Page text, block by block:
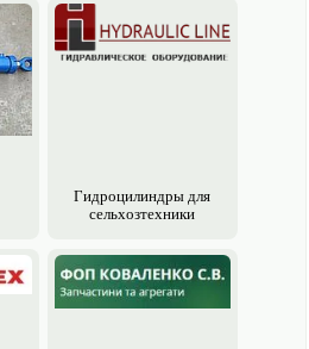
Гидроцилиндры для
сельхозтехники